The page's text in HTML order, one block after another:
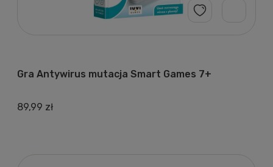
Gra Antywirus mutacja Smart Games 7+
89,99 zł